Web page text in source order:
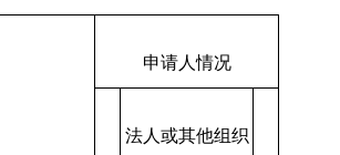
申请人情况
法人或其他组织